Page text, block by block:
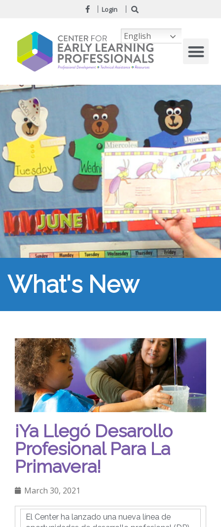
Login
What's New
¡Ya Llegó Desarollo
Profesional Para La
Primavera!
March 30, 2021
El Center ha lanzado una nueva línea de
English